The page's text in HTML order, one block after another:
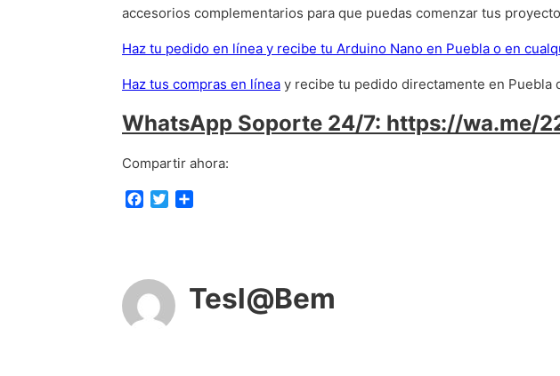
accesorios complementarios para que puedas comenzar tus
Haz tu pedido en línea y recibe tu Arduino Nano en Puebla o en
Haz tus compras en línea y recibe tu pedido directamente en Puebla
WhatsApp Soporte 24/7: https://wa.me/
Compartir ahora:
e
r
t
Tesl@Bem